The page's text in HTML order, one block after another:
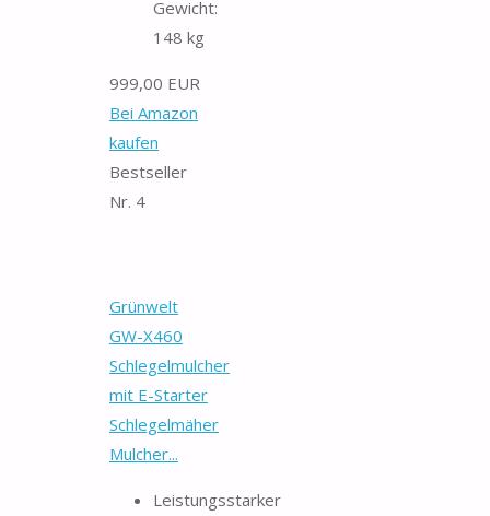
Gewicht:
148 kg
999,00 EUR
Bei Amazon
kaufen
Bestseller
Nr. 4
Grünwelt
GW-X460
Schlegelmulcher
mit E-Starter
Schlegelmäher
Mulcher...
Leistungsstarker